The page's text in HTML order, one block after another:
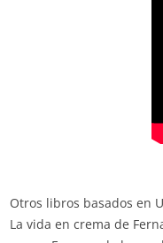
Otros libros basados en
La vida en crema de